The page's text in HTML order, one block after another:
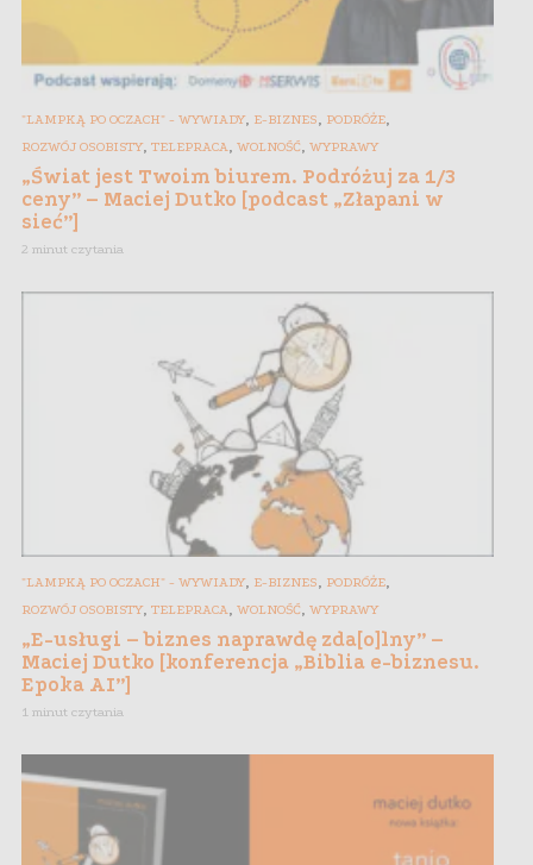
"LAMPKĄ PO OCZACH" - WYWIADY, E-BIZNES, PODRÓŻE,
ROZWÓJ OSOBISTY, TELEPRACA, WOLNOŚĆ, WYPRAWY
„Świat jest Twoim biurem. Podróżuj za 1/3
ceny” – Maciej Dutko [podcast „Złapani w
sieć”]
2 minut czytania
"LAMPKĄ PO OCZACH" - WYWIADY, E-BIZNES PODRÓŻE
ROZWÓJ OSOBISTY, TELEPRACA WOLNOŚĆ WYPRAWY
„E-usługi – biznes naprawdę zda[o]lny” –
Maciej Dutko [konferencja „Biblia e-biznesu.
Epoka AI”]
1 minut czytania